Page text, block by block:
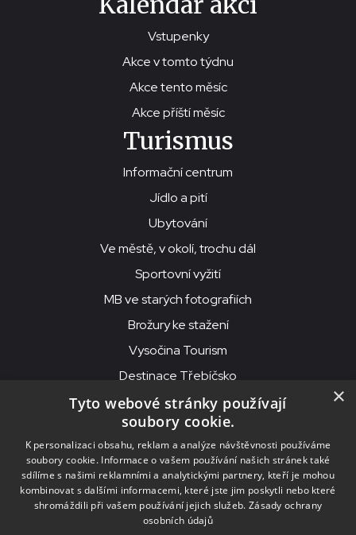
Vstupenky
Akce v tomto týdnu
Akce tento měsíc
Akce příští měsíc
Turismus
Informační centrum
Jídlo a pití
Ubytování
Ve městě, v okolí, trochu dál
Sportovní vyžití
MB ve starých fotografiích
Brožury ke stažení
Vysočina Tourism
Destinace Třebíčsko
© 2026MKS Beseda Mor. Budějovice
MKS Beseda, příspěvková organizace, Purcnerova 62, 676 02
Moravské Budějovice
IČO: 00091758, DIČ: CZ00091758, ID datové schránky: chjn2kd
×
Tyto webové stránky používají
soubory cookie.
K personalizaci obsahu, reklam a analýze návštěvnosti používáme
soubory cookie. Informace o vašem používání našich stránek také
sdílíme s našimi reklamními a analytickými partnery, kteří je mohou
kombinovat s dalšími informacemi, které jste jim poskytli nebo které
shromáždili při vašem používání jejich služeb. Zásady ochrany
osobních údajů